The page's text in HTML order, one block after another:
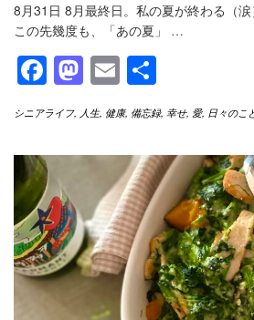
8月31日 8月最終日。私の夏が終わる（涙
この先幾度も、「あの夏」 …
Facebook
Mastodon
Email
有
シニアライフ, 人生, 健康, 備忘録, 幸せ, 愛, 日々のこ